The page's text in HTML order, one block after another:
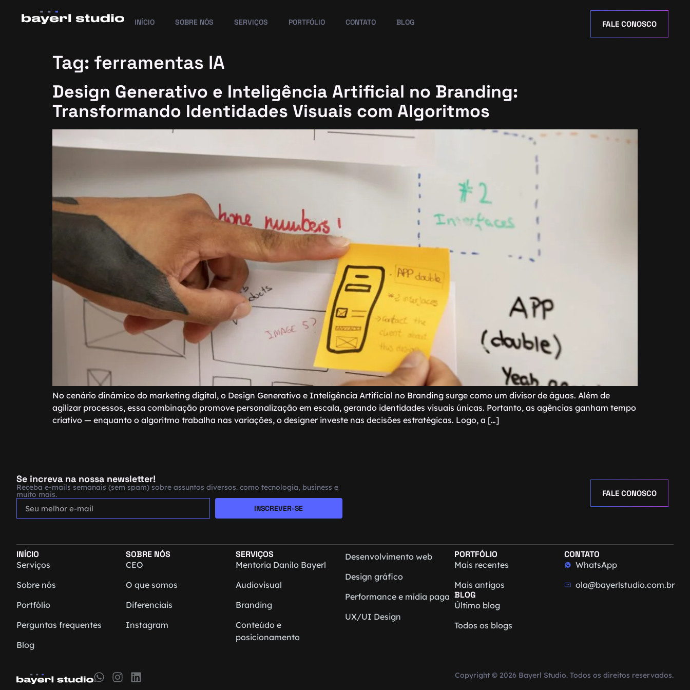
INÍCIO SOBRE NÓS SERVIÇOS PORTFÓLIO CONTATO BLOG FALE CONOSCO
Tag: ferramentas IA
Design Generativo e Inteligência Artificial no Branding:
Transformando Identidades Visuais com Algoritmos
No cenário dinâmico do marketing digital, o Design Generativo e Inteligência Artificial no Branding surge como um divisor de águas. Além de
agilizar processos, essa combinação promove personalização em escala, gerando identidades visuais únicas. Portanto, as agências ganham tempo
criativo — enquanto o algoritmo trabalha nas variações, o designer investe nas decisões estratégicas. Logo, a […]
Se increva na nossa newsletter!
Receba e-mails semanais (sem spam) sobre assuntos diversos. como tecnologia, business e
muito mais.
INSCREVER-SE
FALE CONOSCO
INÍCIO
Serviços
Sobre nós
Portfólio
Perguntas frequentes
Blog
SOBRE NÓS
CEO
O que somos
Diferenciais
Instagram
SERVIÇOS
Mentoria Danilo Bayerl
Audiovisual
Branding
Conteúdo e
posicionamento
Desenvolvimento web
Design gráfico
Performance e mídia paga
UX/UI Design
PORTFÓLIO
Mais recentes
Mais antigos
BLOG
Último blog
Todos os blogs
CONTATO
WhatsApp
ola@bayerlstudio.com.br
Copyright © 2026 Bayerl Studio. Todos os direitos reservados.